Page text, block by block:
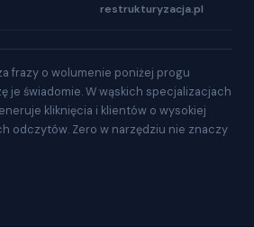
restrukturyzacja.pl
frazy o wolumenie poniżej progu
je świadomie. W wąskich specjalizacjach
kliknięcia i klientów o wysokiej
odczytów. Zero w narzędziu nie znaczy